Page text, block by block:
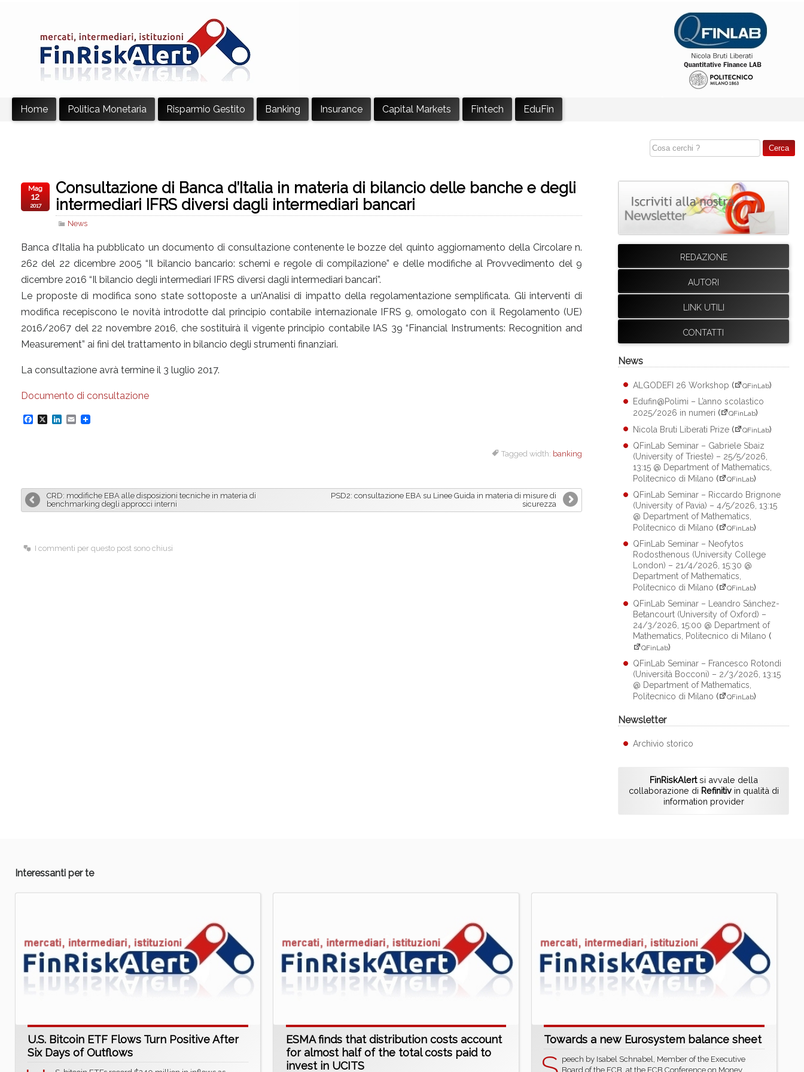
Home Politica Monetaria Risparmio Gestito Banking Insurance Capital Markets Fintech EduFin
Consultazione di Banca d’Italia in materia di bilancio delle banche e degli
intermediari IFRS diversi dagli intermediari bancari
News
Mag
12
2017
Banca d’Italia ha pubblicato un documento di consultazione contenente le bozze del quinto aggiornamento della Circolare n.
262 del 22 dicembre 2005 “Il bilancio bancario: schemi e regole di compilazione” e delle modifiche al Provvedimento del 9
dicembre 2016 “Il bilancio degli intermediari IFRS diversi dagli intermediari bancari”.
Le proposte di modifica sono state sottoposte a un’Analisi di impatto della regolamentazione semplificata. Gli interventi di
modifica recepiscono le novità introdotte dal principio contabile internazionale IFRS 9, omologato con il Regolamento (UE)
2016/2067 del 22 novembre 2016, che sostituirà il vigente principio contabile IAS 39 “Financial Instruments: Recognition and
Measurement” ai fini del trattamento in bilancio degli strumenti finanziari.
La consultazione avrà termine il 3 luglio 2017.
Documento di consultazione
F
b
o
X
L
e
d
E
l
Tagged width: banking
CRD: modifiche EBA alle disposizioni tecniche in materia di
benchmarking degli approcci interni
PSD2: consultazione EBA su Linee Guida in materia di misure di
sicurezza
I commenti per questo post sono chiusi
REDAZIONE
AUTORI
LINK UTILI
CONTATTI
News
ALGODEFI 26 Workshop ( QFinLab)
Edufin@Polimi – L’anno scolastico
2025/2026 in numeri ( QFinLab)
Nicola Bruti Liberati Prize ( QFinLab)
QFinLab Seminar – Gabriele Sbaiz
(University of Trieste) – 25/5/2026,
13:15 @ Department of Mathematics,
Politecnico di Milano ( QFinLab)
QFinLab Seminar – Riccardo Brignone
(University of Pavia) – 4/5/2026, 13:15
@ Department of Mathematics,
Politecnico di Milano ( QFinLab)
QFinLab Seminar – Neofytos
Rodosthenous (University College
London) – 21/4/2026, 15:30 @
Department of Mathematics,
Politecnico di Milano ( QFinLab)
QFinLab Seminar – Leandro Sánchez-
Betancourt (University of Oxford) –
24/3/2026, 15:00 @ Department of
Mathematics, Politecnico di Milano (
QFinLab)
QFinLab Seminar – Francesco Rotondi
(Università Bocconi) – 2/3/2026, 13:15
@ Department of Mathematics,
Politecnico di Milano ( QFinLab)
Newsletter
Archivio storico
FinRiskAlertsi avvale della
collaborazione di Refinitivin qualità di
information provider
Interessanti per te
U.S. Bitcoin ETF Flows Turn Positive After
Six Days of Outflows
ESMA finds that distribution costs account
for almost half of the total costs paid to
invest in UCITS
Towards a new Eurosystem balance sheet
peech by Isabel Schnabel, Member of the Executive
Board of the ECB, at the ECB Conference on Money